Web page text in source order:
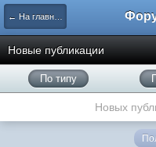
← На главную
Новые публикации
По типу
Новых